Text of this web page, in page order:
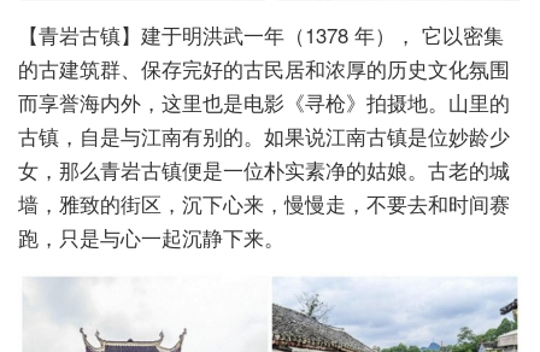
【青岩古镇】建于明洪武一年（1378 年）， 它以密集
的古建筑群、保存完好的古民居和浓厚的历史文化氛围
而享誉海内外，这里也是电影《寻枪》拍摄地。山里的
古镇，自是与江南有别的。如果说江南古镇是位妙龄少
女，那么青岩古镇便是一位朴实素净的姑娘。古老的城
墙，雅致的街区，沉下心来，慢慢走，不要去和时间赛
跑，只是与心一起沉静下来。